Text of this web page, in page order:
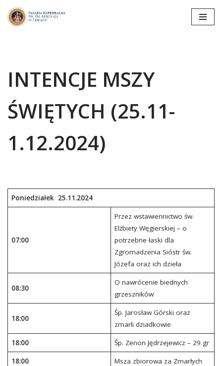
Przejdź
INTENCJE MSZY
ŚWIĘTYCH (25.11-
1.12.2024)
Poniedziałek 25.11.2024
07:00
Przez wstawiennictwo św.
Elżbiety Węgierskiej – o
potrzebne łaski dla
Zgromadzenia Sióstr św.
Józefa oraz ich dzieła
08:30
O nawrócenie biednych
grzeszników
18:00
Śp. Jarosław Górski oraz
zmarli dziadkowie
18:00 Śp. Zenon Jędrzejewicz – 29 gr
18:00 Msza zbiorowa za Zmarłych